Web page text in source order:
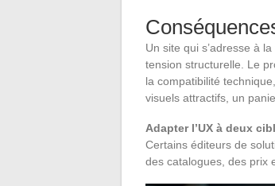
Un site qui s’adresse à
tension structurelle. Le
la compatibilité
visuels attractifs, un
Adapter l’UX à deux
Certains éditeurs de
des catalogues, des prix